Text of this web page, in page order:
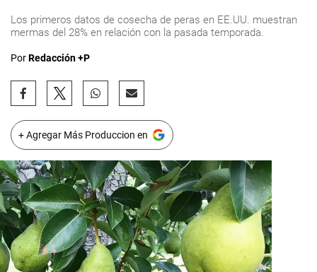
Los primeros datos de cosecha de peras en EE.UU. muestran
mermas del 28% en relación con la pasada temporada.
PorRedacción +P
+ Agregar Más Produccion en